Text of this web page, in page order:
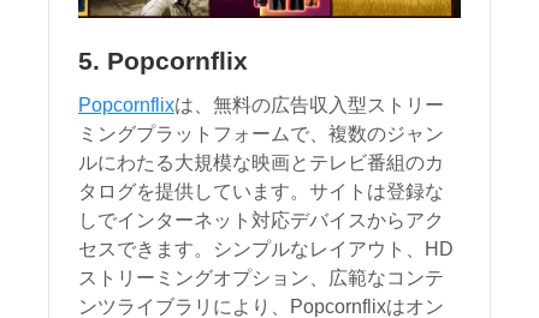
5. Popcornflix
Popcornflixは、無料の広告収入型ストリー
ミングプラットフォームで、複数のジャン
ルにわたる大規模な映画とテレビ番組のカ
タログを提供しています。サイトは登録な
しでインターネット対応デバイスからアク
セスできます。シンプルなレイアウト、HD
ストリーミングオプション、広範なコンテ
ンツライブラリにより、Popcornflixはオン